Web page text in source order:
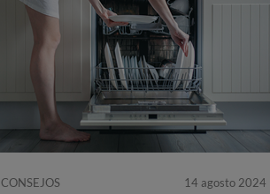
CONSEJOS 14 agosto 2024